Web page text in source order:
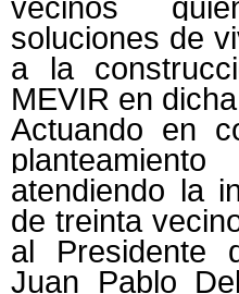
vecinos
soluciones de
a la
MEVIR en
Actuando en
atendiendo la
de treinta
al Presidente
Juan Pablo